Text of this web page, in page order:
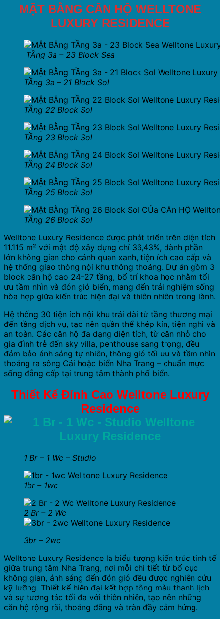
MẶT BẰNG CĂN HỘ WELLTONE
LUXURY RESIDENCE
TẦng 3a – 23 Block Sea
TẦng 3a – 21 Block Sol
TẦng 22 Block Sol
TẦng 23 Block Sol
TẦng 24 Block Sol
TẦng 25 Block Sol
TẦng 26 Block Sol
Welltone Luxury Residence được phát triển trên diện tích
11.115 m² với mật độ xây dựng chỉ 36,43%, dành phần
lớn không gian cho cảnh quan xanh, tiện ích cao cấp và
hệ thống giao thông nội khu thông thoáng. Dự án gồm 3
block căn hộ cao 24–27 tầng, bố trí khoa học nhằm tối
ưu tầm nhìn và đón gió biển, mang đến trải nghiệm sống
hòa hợp giữa kiến trúc hiện đại và thiên nhiên trong lành.
Hệ thống 30 tiện ích nội khu trải dài từ tầng thương mại
đến tầng dịch vụ, tạo nên quần thể khép kín, tiện nghi và
an toàn. Các căn hộ đa dạng diện tích, từ căn nhỏ cho
gia đình trẻ đến sky villa, penthouse sang trọng, đều
đảm bảo ánh sáng tự nhiên, thông gió tối ưu và tầm nhìn
thoáng ra sông Cái hoặc biển Nha Trang – chuẩn mực
sống đẳng cấp tại trung tâm thành phố biển.
Thiết Kế Đỉnh Cao Welltone Luxury
Residence
1 Br – 1 Wc – Studio
1br – 1wc
2 Br – 2 Wc
3br – 2wc
Welltone Luxury Residence là biểu tượng kiến trúc tinh tế
giữa trung tâm Nha Trang, nơi mỗi chi tiết từ bố cục
không gian, ánh sáng đến đón gió đều được nghiên cứu
kỹ lưỡng. Thiết kế hiện đại kết hợp tông màu thanh lịch
và sự tương tác tối đa với thiên nhiên, tạo nên những
căn hộ rộng rãi, thoáng đãng và tràn đầy cảm hứng.